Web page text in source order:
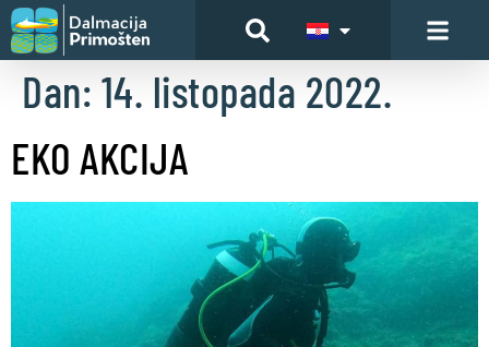
Dan: 14. listopada 2022.
EKO AKCIJA